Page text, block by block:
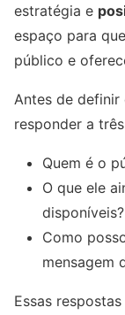
estratégia e
espaço para
público e
Antes de definir
responder a
Quem é o
O que ele
disponíveis?
Como
mensagem
Essas